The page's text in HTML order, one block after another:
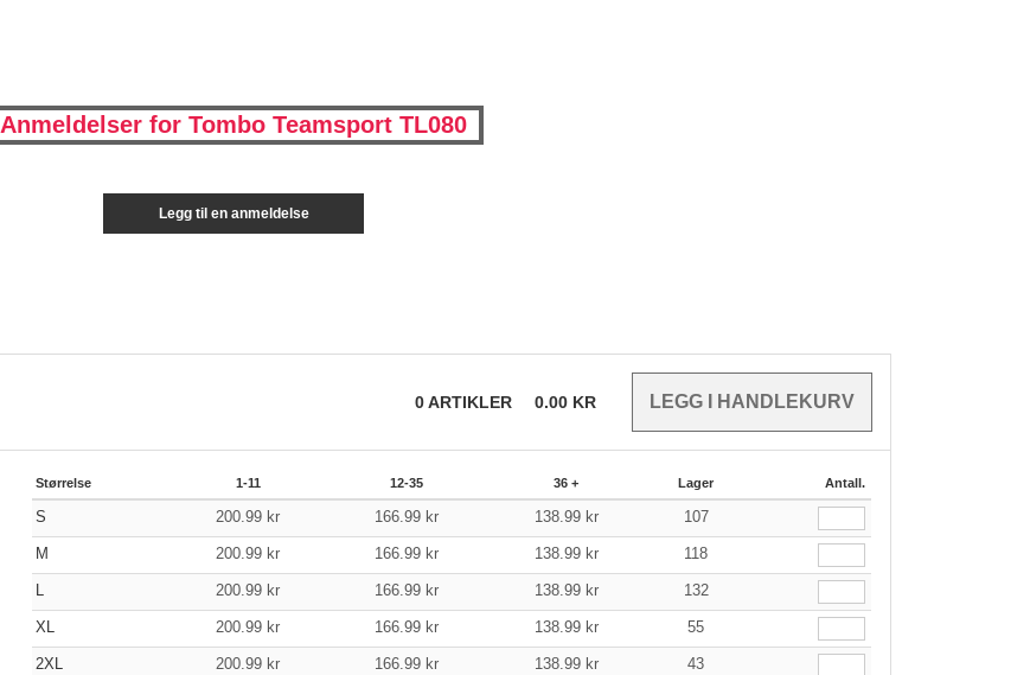
Anmeldelser for Tombo Teamsport TL080
Legg til en anmeldelse
0ARTIKLER 0.00 KR
Størrelse 1-11 12-35 36 + Lager Antall.
S 200.99 kr 166.99 kr 138.99 kr 107
M 200.99 kr 166.99 kr 138.99 kr 118
L 200.99 kr 166.99 kr 138.99 kr 132
XL 200.99 kr 166.99 kr 138.99 kr 55
2XL 200.99 kr 166.99 kr 138.99 kr 43